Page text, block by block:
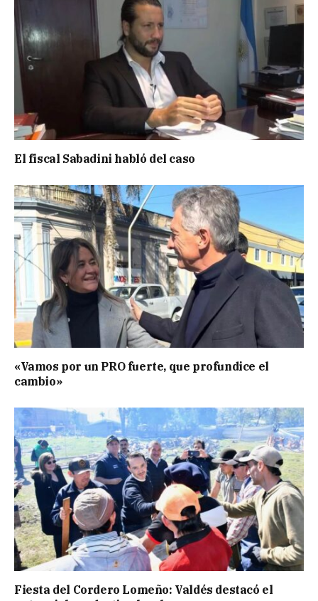
El fiscal Sabadini habló del caso
«Vamos por un PRO fuerte, que profundice el
cambio»
Fiesta del Cordero Lomeño: Valdés destacó el